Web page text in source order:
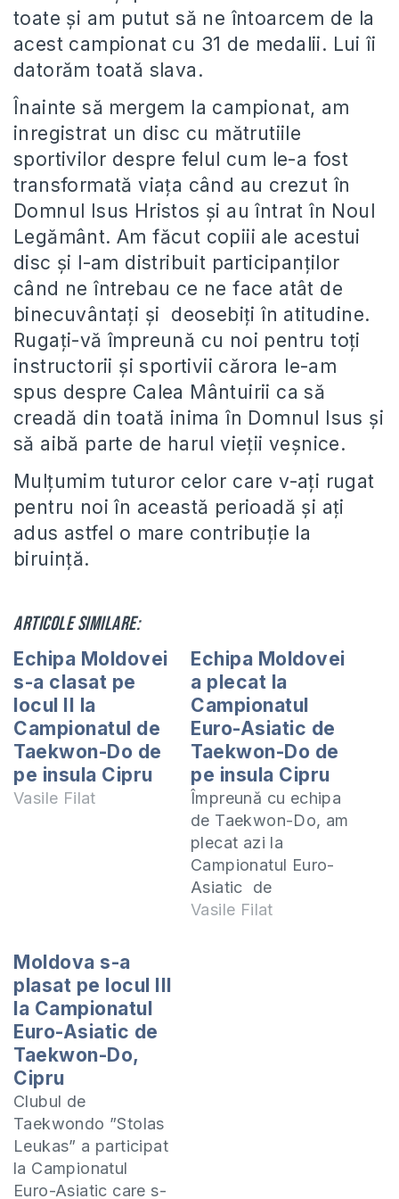
toate și am putut să ne întoarcem de la
acest campionat cu 31 de medalii. Lui îi
datorăm toată slava.
Înainte să mergem la campionat, am
inregistrat un disc cu mătrutiile
sportivilor despre felul cum le-a fost
transformată viața când au crezut în
Domnul Isus Hristos și au întrat în Noul
Legământ. Am făcut copiii ale acestui
disc și l-am distribuit participanților
când ne întrebau ce ne face atât de
binecuvântați și deosebiți în atitudine.
Rugați-vă împreună cu noi pentru toți
instructorii și sportivii cărora le-am
spus despre Calea Mântuirii ca să
creadă din toată inima în Domnul Isus și
să aibă parte de harul vieții veșnice.
Mulțumim tuturor celor care v-ați rugat
pentru noi în această perioadă și ați
adus astfel o mare contribuție la
biruință.
Articole similare:
Echipa Moldovei
s-a clasat pe
locul II la
Campionatul de
Taekwon-Do de
pe insula Cipru
Vasile Filat
Echipa Moldovei
a plecat la
Campionatul
Euro-Asiatic de
Taekwon-Do de
pe insula Cipru
Împreună cu echipa
de Taekwon-Do, am
plecat azi la
Campionatul Euro-
Asiatic de
Taekwon-Do care
Vasile Filat
Moldova s-a
plasat pe locul III
la Campionatul
Euro-Asiatic de
Taekwon-Do,
Cipru
Clubul de
Taekwondo ”Stolas
Leukas” a participat
la Campionatul
Euro-Asiatic care s-